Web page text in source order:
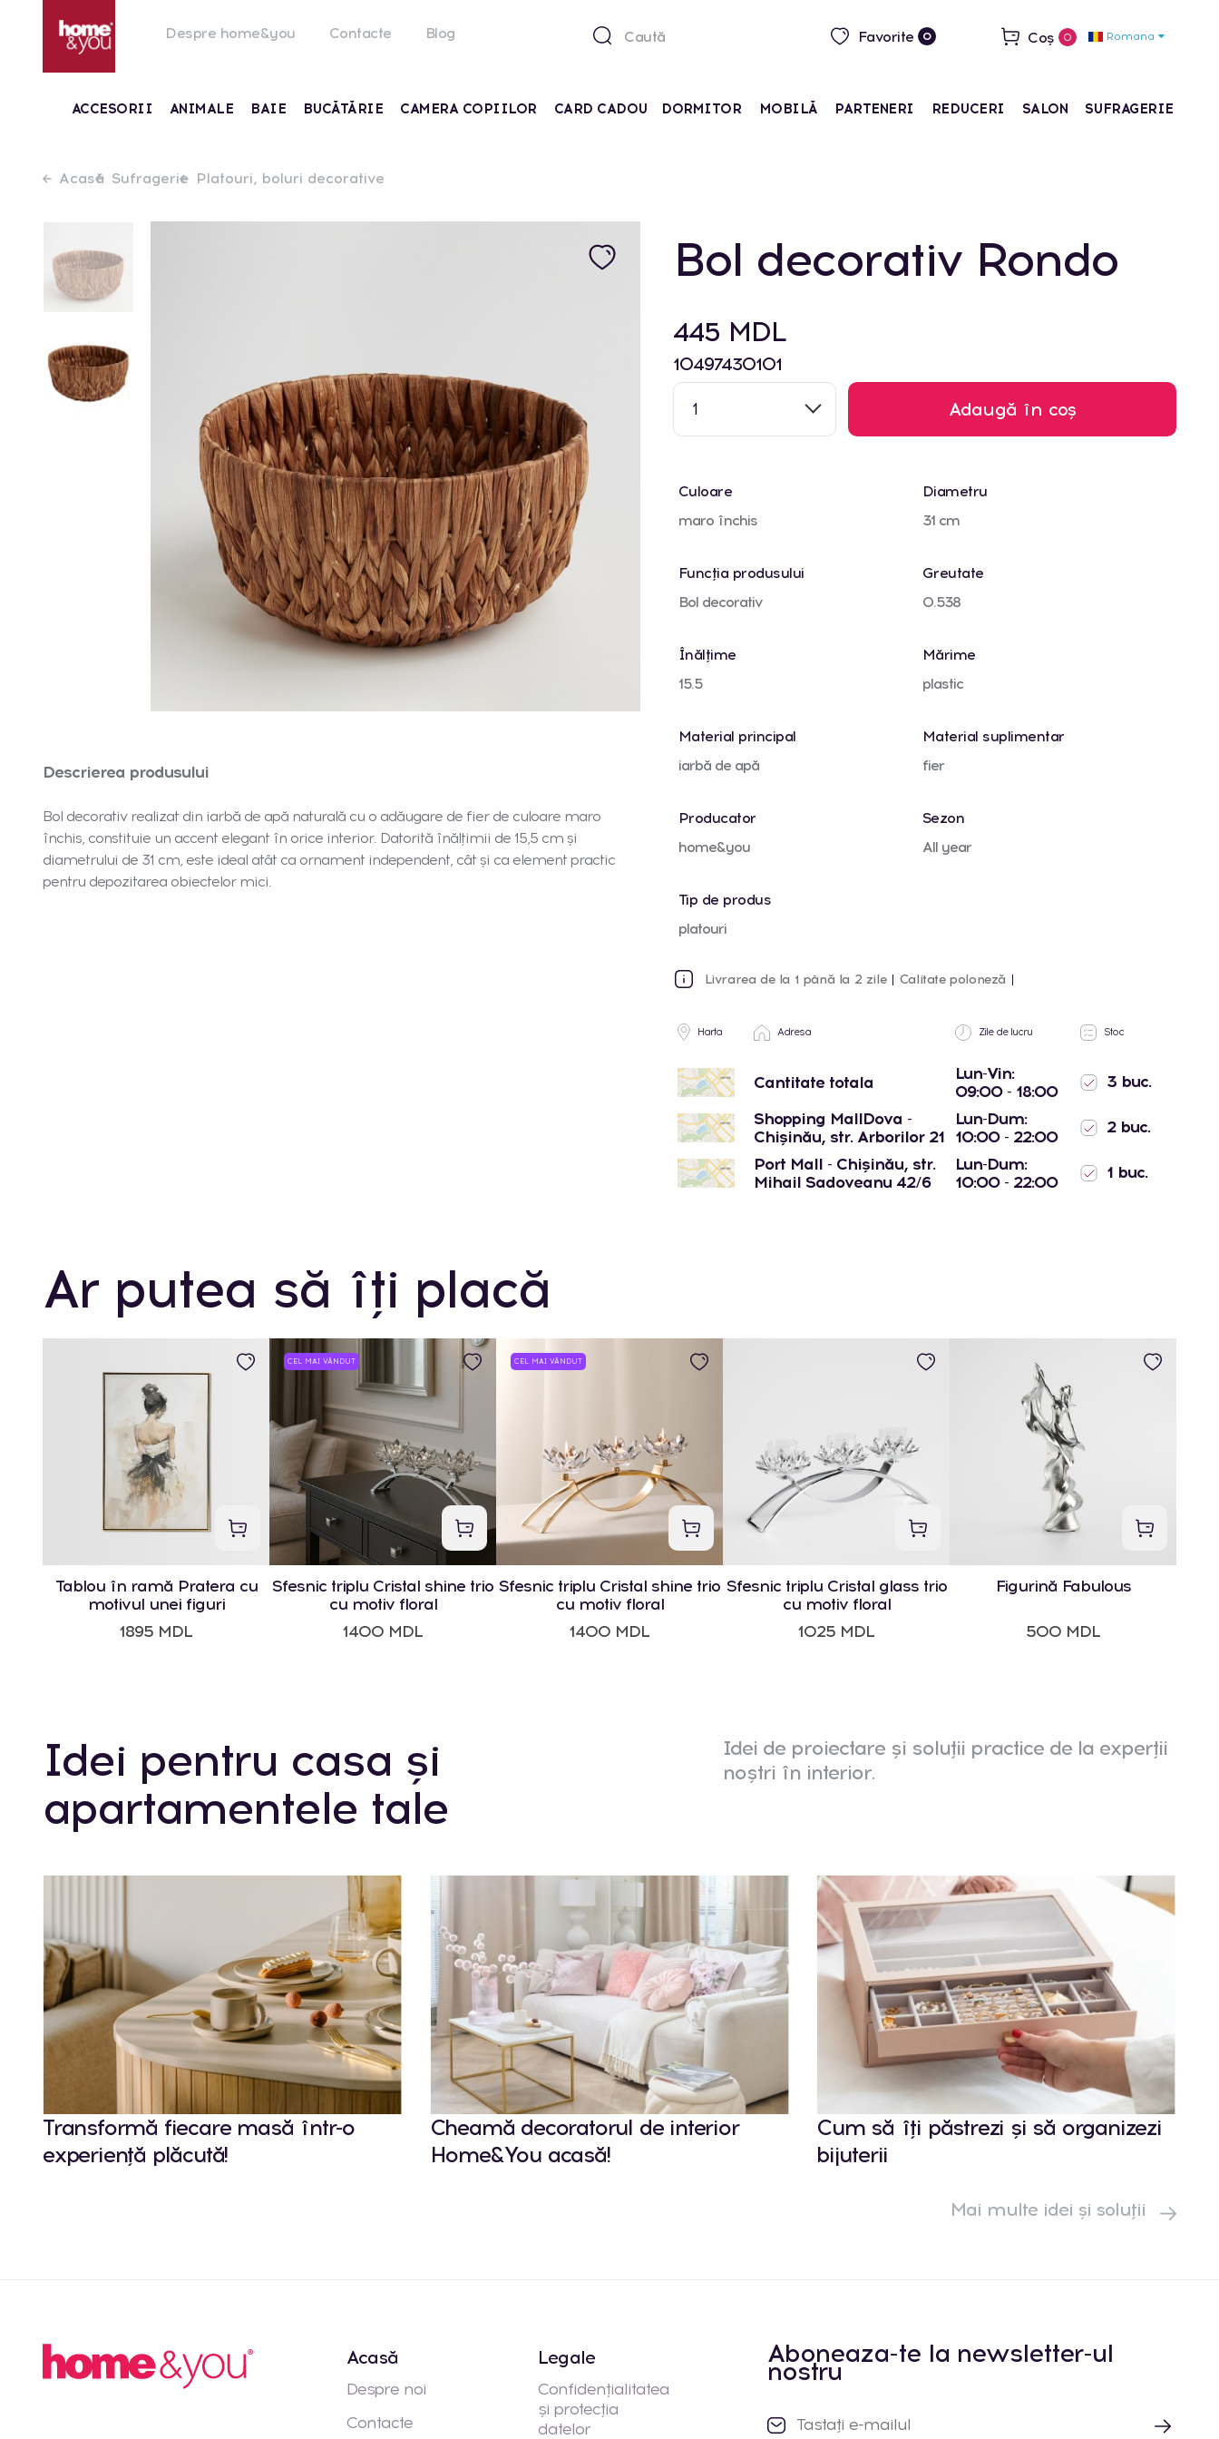
Despre home&you Contacte Blog Favorite 0 Coș 0 Romana
ACCESORII ANIMALE BAIE BUCĂTĂRIE CAMERA COPIILOR CARD CADOU DORMITOR MOBILĂ PARTENERI REDUCERI SALON SUFRAGERIE
Acasă Sufragerie Platouri, boluri decorative
Descrierea produsului
Bol decorativ realizat din iarbă de apă naturală cu o adăugare de fier de culoare maro
închis, constituie un accent elegant în orice interior. Datorită înălțimii de 15,5 cm și
diametrului de 31 cm, este ideal atât ca ornament independent, cât și ca element practic
pentru depozitarea obiectelor mici.
Bol decorativ Rondo
445 MDL
10497430101
1 Adaugă în coș
Culoare
maro închis
Diametru
31 cm
Funcția produsului
Bol decorativ
Greutate
0.538
Înălțime
15.5
Mărime
plastic
Material principal
iarbă de apă
Material suplimentar
fier
Producator
home&you
Sezon
All year
Tip de produs
platouri
Livrarea de la 1 până la 2 zile Calitate poloneză
Harta Adresa Zile de lucru Stoc
Cantitate totala
Lun-Vin:
09:00 - 18:00
3 buc.
Shopping MallDova -
Chișinău, str. Arborilor 21
Lun-Dum:
10:00 - 22:00
2 buc.
Port Mall - Chișinău, str.
Mihail Sadoveanu 42/6
Lun-Dum:
10:00 - 22:00
1 buc.
Ar putea să îți placă
Tablou în ramă Pratera cu
motivul unei figuri
1895 MDL
CEL MAI VÂNDUT
Sfesnic triplu Cristal shine trio
cu motiv floral
1400 MDL
CEL MAI VÂNDUT
Sfesnic triplu Cristal shine trio
cu motiv floral
1400 MDL
Sfesnic triplu Cristal glass trio
cu motiv floral
1025 MDL
Figurină Fabulous
500 MDL
Idei pentru casa și
apartamentele tale
Idei de proiectare și soluții practice de la experții
noștri în interior.
Transformă fiecare masă într-o
experiență plăcută!
Cheamă decoratorul de interior
Home&You acasă!
Cum să îți păstrezi și să organizezi
bijuterii
Mai multe idei și soluții
Acasă
Despre noi
Contacte
Legale
Confidențialitatea
și protecția
datelor
Aboneaza-te la newsletter-ul
nostru